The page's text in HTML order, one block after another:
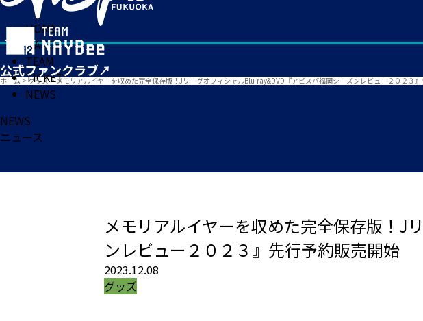
HOME
MATCH
TEAM
TICKET
NEWS
ホーム > グッズ>メモリアルイヤーを収めた完全保存版！JリーグオフィシャルBlu-ray&DVD『アビスパ福岡シーズンレビュー２０２３
NEWS
ニュース
メモリアルイヤーを収めた完全保存版！J
ンレビュー２０２３』先行予約販売開始
2023.12.08
グッズ